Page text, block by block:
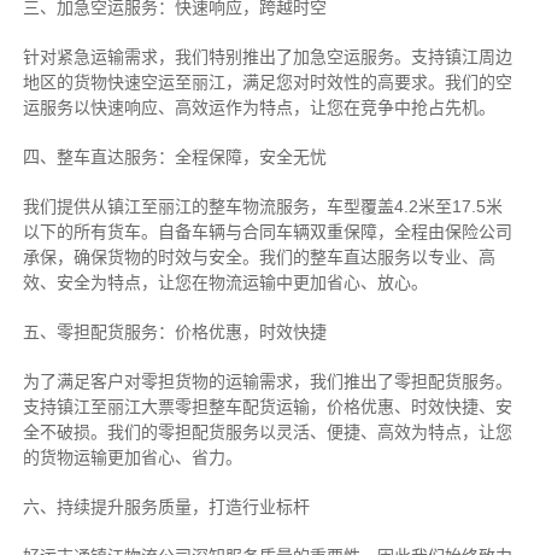
三、加急空运服务：快速响应，跨越时空
针对紧急运输需求，我们特别推出了加急空运服务。支持镇江周边
地区的货物快速空运至丽江，满足您对时效性的高要求。我们的空
运服务以快速响应、高效运作为特点，让您在竞争中抢占先机。
四、整车直达服务：全程保障，安全无忧
我们提供从镇江至丽江的整车物流服务，车型覆盖4.2米至17.5米
以下的所有货车。自备车辆与合同车辆双重保障，全程由保险公司
承保，确保货物的时效与安全。我们的整车直达服务以专业、高
效、安全为特点，让您在物流运输中更加省心、放心。
五、零担配货服务：价格优惠，时效快捷
为了满足客户对零担货物的运输需求，我们推出了零担配货服务。
支持镇江至丽江大票零担整车配货运输，价格优惠、时效快捷、安
全不破损。我们的零担配货服务以灵活、便捷、高效为特点，让您
的货物运输更加省心、省力。
六、持续提升服务质量，打造行业标杆